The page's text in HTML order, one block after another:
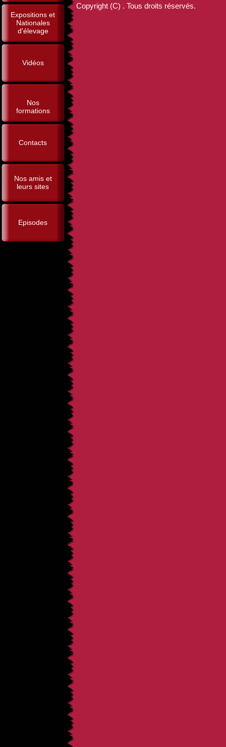
Expositions et
Nationales
d'élevage
Vidéos
Nos
formations
Contacts
Nos amis et
leurs sites
Episodes
Copyright (C) . Tous droits réservés.